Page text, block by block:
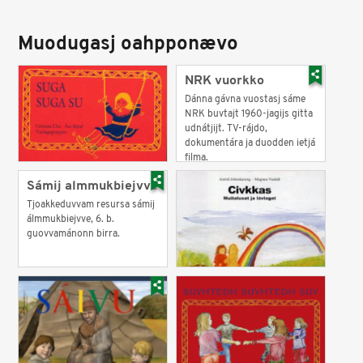
Muodugasj oahpponævo
NRK vuorkko
Dánna gávna vuostasj sáme
NRK buvtajt 1960-jagijs gitta
udnátjijt. TV-rájdo,
dokumentára ja duodden ietjá
filma.
Sámij almmukbiejvve
Tjoakkeduvvam resursa sámij
álmmukbiejvve, 6. b.
guovvamánonn birra.